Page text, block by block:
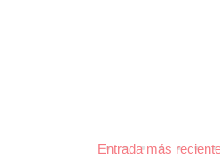
Entrada más